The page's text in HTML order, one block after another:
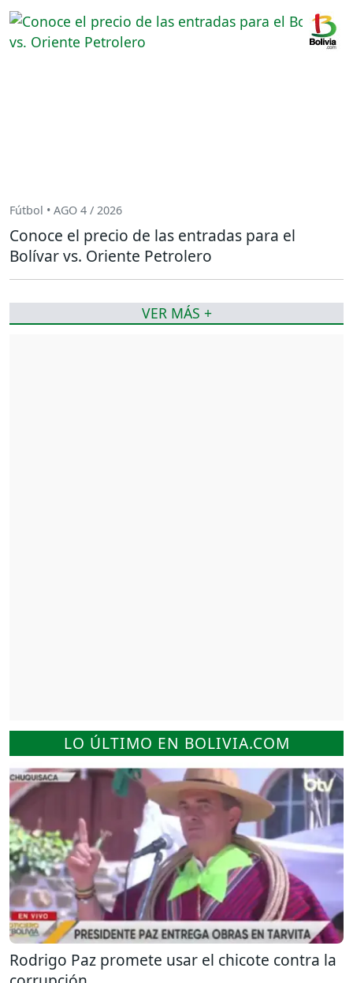
LO ÚLTIMO EN BOLIVIA.COM
Rodrigo Paz promete usar el chicote contra la
Fútbol • AGO 4 / 2026
Conoce el precio de las entradas para el
Bolívar vs. Oriente Petrolero
VER MÁS +